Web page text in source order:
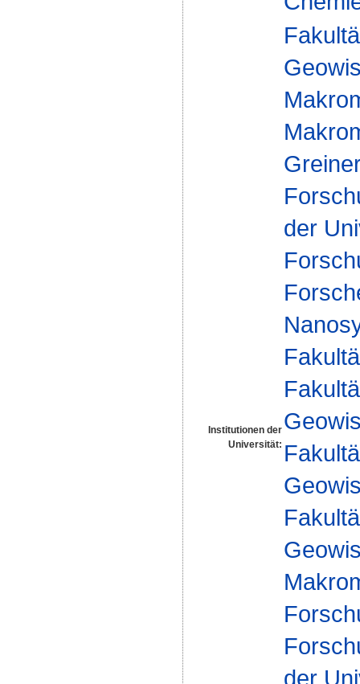
Institutionen der
Universität:
der
der